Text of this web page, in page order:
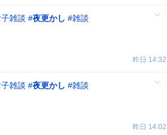
雑談 #夜更かし #雑談
昨日 14:32
雑談 #夜更かし #雑談
昨日 14:02